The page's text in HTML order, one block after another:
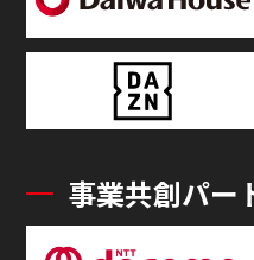
事業共創パー